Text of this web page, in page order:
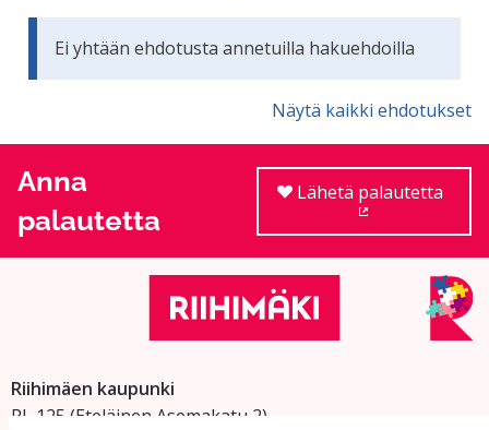
Ei yhtään ehdotusta annetuilla hakuehdoilla
Näytä kaikki ehdotukset
Anna
palautetta
Lähetä palautetta
Riihimäen kaupunki
PL 125 (Eteläinen Asemakatu 2)